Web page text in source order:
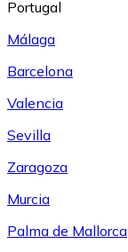
Portugal
Málaga
Barcelona
Valencia
Sevilla
Zaragoza
Murcia
Palma de Mallorca